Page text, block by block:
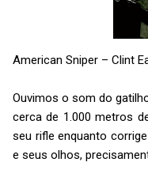
American Sniper – Clint
Ouvimos o som do
cerca de 1.000 metros
seu rifle enquanto
e seus olhos,